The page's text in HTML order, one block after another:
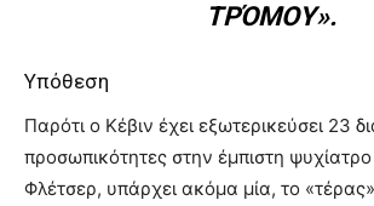
ΤΡΌΜΟΥ».
Υπόθεση
Παρότι ο Κέβιν έχει εξωτερικεύσει 23
προσωπικότητες στην έμπιστη
Φλέτσερ, υπάρχει ακόμα μία, το